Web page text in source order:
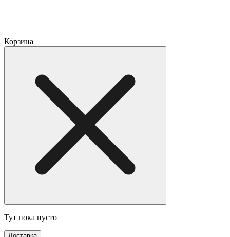
Корзина
Тут пока пусто